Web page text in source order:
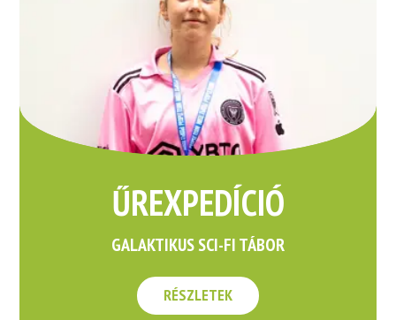
ŰREXPEDÍCIÓ
GALAKTIKUS SCI-FI TÁBOR
RÉSZLETEK